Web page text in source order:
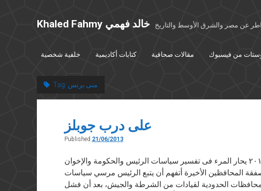
Khaled Fahmy خالد فهمي عن مصر والشرق الأوسط والتاريخ
خلفية شخصية كتابات أكاديمية مقالات صحافية من فيسبوك
Tag: منى برنس
على درب جوبلز
Published 21/06/2013
نُشر فى “الشروق” في ٢١ يونيو ٢٠١٣ يحار المرء فى تفسير سياسات الرئيس والحكومة والإخوان
صفقة المحافظين الأخيرة أتفهم أن يتبع الرئيس مرسي سياسات
الحدودية لقيادات من الشرطة والجيش، بعد أن فشل